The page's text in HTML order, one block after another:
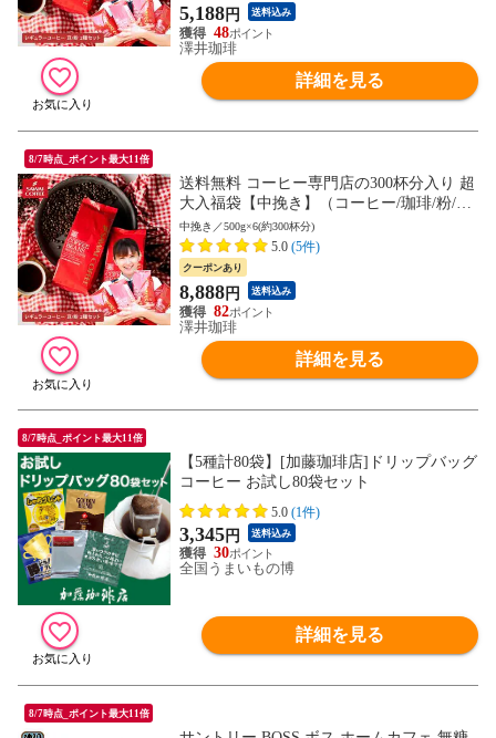
5,188円 送料込み
48
澤井珈琲
詳細を見る
8/7時点_ポイント最大11倍
送料無料 コーヒー専門店の300杯分入り 超
大入福袋【中挽き】（コーヒー/珈琲/粉/コ
ーヒー豆/ビクトリー/フォルテシモ/送料
込）
中挽き／500g×6(約300杯分)
5.0 (5件)
クーポンあり
8,888円 送料込み
82
澤井珈琲
詳細を見る
8/7時点_ポイント最大11倍
【5種計80袋】[加藤珈琲店]ドリップバッグ
コーヒー お試し80袋セット
5.0 (1件)
3,345円 送料込み
30
全国うまいもの博
詳細を見る
8/7時点_ポイント最大11倍